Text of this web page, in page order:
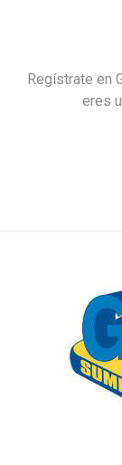
Regístrate en
eres